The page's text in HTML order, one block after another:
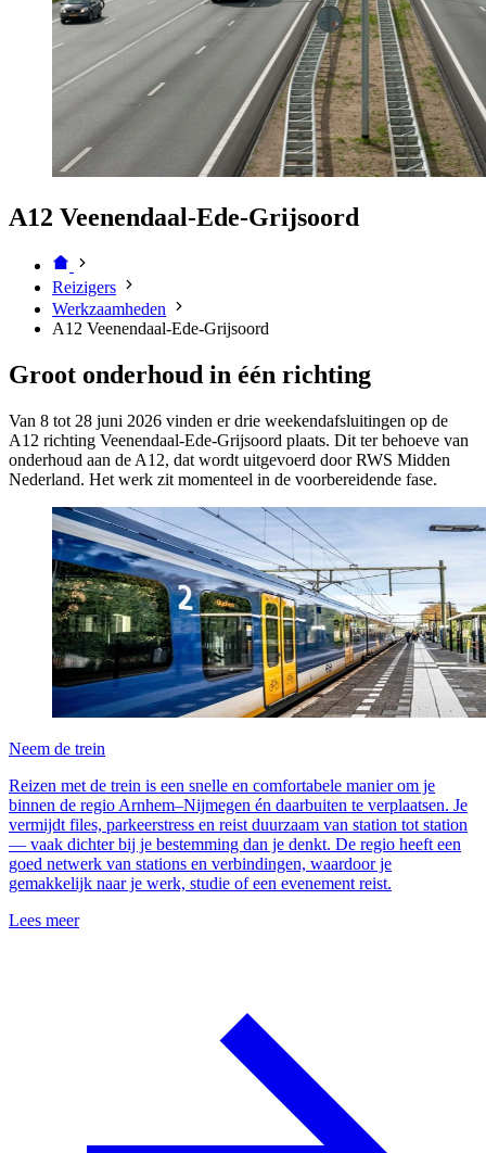
A12 Veenendaal-Ede-Grijsoord
Reizigers
Werkzaamheden
A12 Veenendaal-Ede-Grijsoord
Groot onderhoud in één richting
Van 8 tot 28 juni 2026 vinden er drie weekendafsluitingen op de
A12 richting Veenendaal-Ede-Grijsoord plaats. Dit ter behoeve van
onderhoud aan de A12, dat wordt uitgevoerd door RWS Midden
Nederland. Het werk zit momenteel in de voorbereidende fase.
Neem de trein
Reizen met de trein is een snelle en comfortabele manier om je
binnen de regio Arnhem–Nijmegen én daarbuiten te verplaatsen. Je
vermijdt files, parkeerstress en reist duurzaam van station tot station
— vaak dichter bij je bestemming dan je denkt. De regio heeft een
goed netwerk van stations en verbindingen, waardoor je
gemakkelijk naar je werk, studie of een evenement reist.
Lees meer